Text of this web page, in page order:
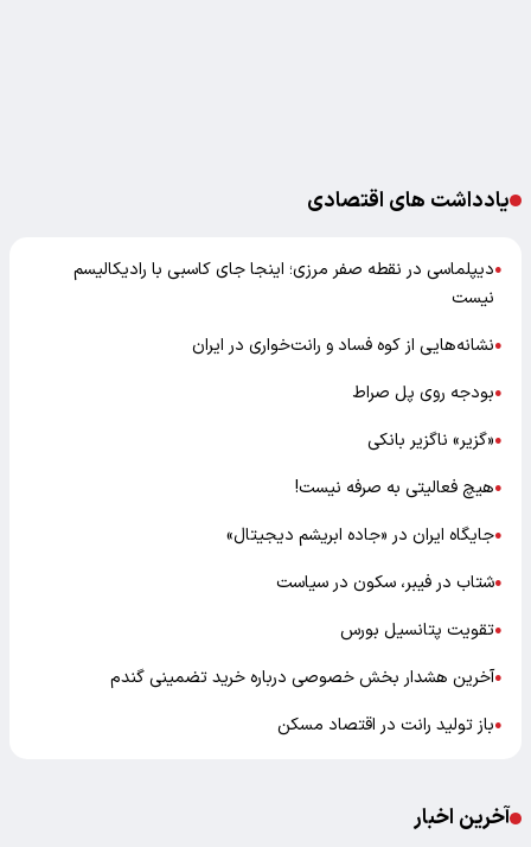
یادداشت های اقتصادی
●دیپلماسی در نقطه صفر مرزی؛ اینجا جای کاسبی با رادیکالیسم
نیست
●نشانه‌هایی از کوه فساد و رانت‌خواری در ایران
●بودجه روی پل صراط
●«گزیر» ناگزیر بانکی
●هیچ فعالیتی به صرفه نیست!
●جایگاه ایران در «جاده ابریشم دیجیتال»
●شتاب در فیبر، سکون در سیاست
●تقویت پتانسیل بورس
●آخرین هشدار بخش خصوصی درباره خرید تضمینی گندم
●باز تولید رانت در اقتصاد مسکن
آخرین اخبار